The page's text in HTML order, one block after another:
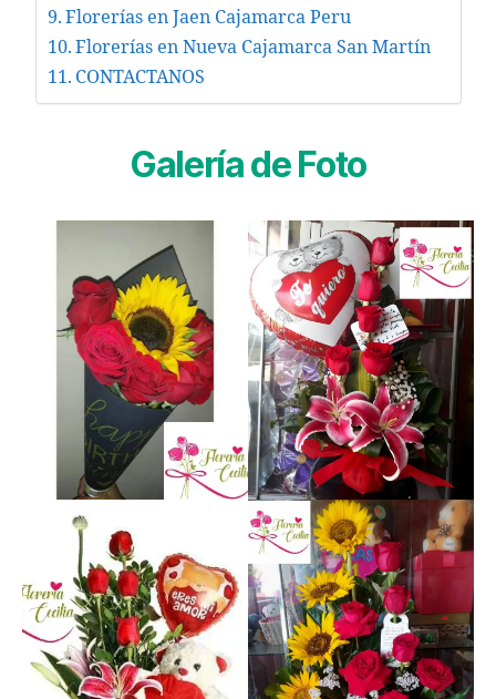
Florerías en Jaen Cajamarca Peru
Florerías en Nueva Cajamarca San Martín
CONTACTANOS
Galería de Foto